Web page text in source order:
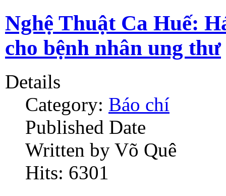
Nghệ Thuật Ca Huế:
cho bệnh nhân ung thư
Details
Category: Báo chí
Published Date
Written by Võ Quê
Hits: 6301